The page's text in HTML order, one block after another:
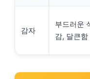
감자
부드러운
감, 달큰함